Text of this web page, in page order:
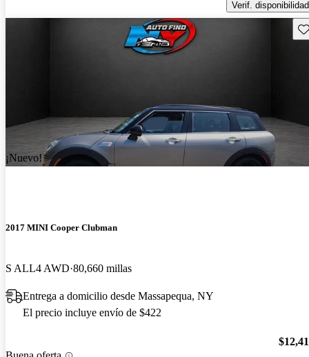
Verif. disponibilidad
¡Nuevo!
2017 MINI Cooper Clubman
S ALL4 AWD 80,660 millas
Entrega a domicilio desde Massapequa, NY
El precio incluye envío de $422